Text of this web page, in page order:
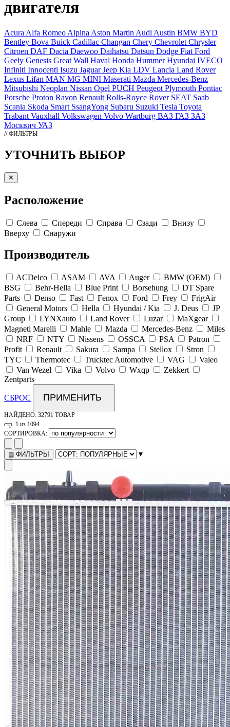
двигателя
Acura Alfa Romeo Alpina Aston Martin Audi Austin BMW BYD
Bentley Bova Buick Cadillac Changan Chery Chevrolet Chrysler
Citroen DAF Dacia Daewoo Daihatsu Datsun Dodge Fiat Ford
Geely Genesis Great Wall Haval Honda HummerHyundai IVECO
Infiniti Innocenti Isuzu JaguarJeep Kia LDV Lancia Land Rover
Lexus Lifan MAN MG MINI Maserati Mazda Mercedes-Benz
Mitsubishi Neoplan Nissan Opel PUCH Peugeot Plymouth Pontiac
Porsche Proton Ravon Renault Rolls-Royce Rover SEAT Saab
Scania Skoda Smart SsangYong Subaru Suzuki Tesla Toyota
Trabant Vauxhall Volkswagen Volvo Wartburg ВАЗ ГАЗ ЗАЗ
Москвич УАЗ
// ФИЛЬТРЫ
УТОЧНИТЬ ВЫБОР
✕
Расположение
Слева Спереди Справа Сзади
Внизу
Вверху
Снаружи
Производитель
ACDelco ASAM AVA Auger
BMW (OEM)
BSG
Behr-Hella Blue Print Borsehung
DT Spare
Parts
Denso Fast Fenox Ford Frey
FrigAir
General Motors
Hella Hyundai / Kia J. Deus
JP
Group
LYNXauto Land Rover Luzar
MaXgear
Magneti Marelli
Mahle Mazda Mercedes-Benz
Miles
NRF
NTY Nissens OSSCA PSA
Patron
Profit
Renault Sakura Sampa Stellox
Stron
TYC
Thermotec Trucktec Automotive VAG
Valeo
Van Wezel
Vika Volvo Wxqp
Zekkert
Zentparts
СБРОС ПРИМЕНИТЬ
НАЙДЕНО: 32791 ТОВАР
стр. 1 из 1094
СОРТИРОВКА:
▤ ФИЛЬТРЫ ▾